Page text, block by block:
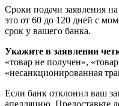
Сроки подачи заявления
это от 60 до 120 дней с
срок у вашего банка.
Укажите в заявлении
«товар не получен»,
«несанкционированная
Если банк отклонил ваш
апелляцию. Предоставьте